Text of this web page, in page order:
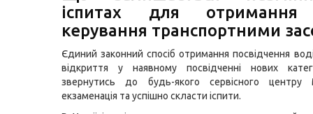
іспитах для отримання
керування транспортними
Єдиний законний спосіб отримання посвідчення
відкриття у наявному посвідченні нових
звернутись до будь-якого сервісного
екзаменація та успішно скласти іспити.